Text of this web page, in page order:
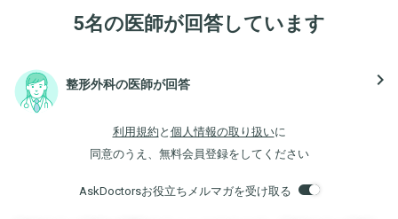
5名の医師が回答しています
整形外科の医師が回答 navigate_next
利用規約 と 個人情報の取り扱いに
同意のうえ、無料会員登録をしてください
AskDoctorsお役立ちメルマガを受け取る